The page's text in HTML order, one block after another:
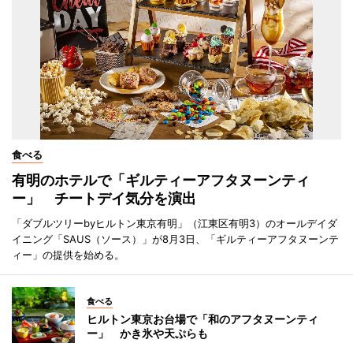
食べる
有明のホテルで「ギルティーアフタヌーンティ
ー」 チートデイ気分を演出
「ダブルツリーbyヒルトン東京有明」（江東区有明3）のオールデイダ
イニング「SAUS（ソース）」が8月3日、「ギルティーアフタヌーンテ
ィー」の提供を始める。
食べる
ヒルトン東京お台場で「和のアフタヌーンティ
ー」 かき氷や天ぷらも